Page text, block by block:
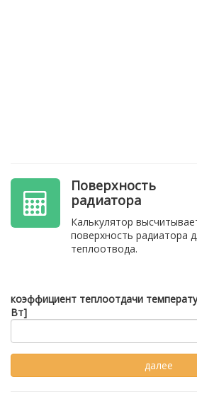
Поверхность
радиатора
Калькулятор
поверхность радиатора
теплоотвода.
коэффициент теплоотдачи
Вт]